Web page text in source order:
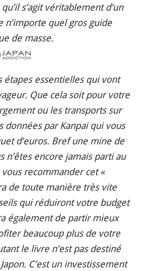
s’agit véritablement d’un
quel gros guide
de masse.
étapes essentielles qui vont
Que cela soit pour votre
ou les transports sur
données par Kanpai qui vous
d’euros. Bref une mine de
n’êtes encore jamais parti au
recommander cet «
de toute manière très vite
qui réduiront votre budget
également de partir mieux
beaucoup plus de votre
le livre n’est pas destiné
C’est un investissement